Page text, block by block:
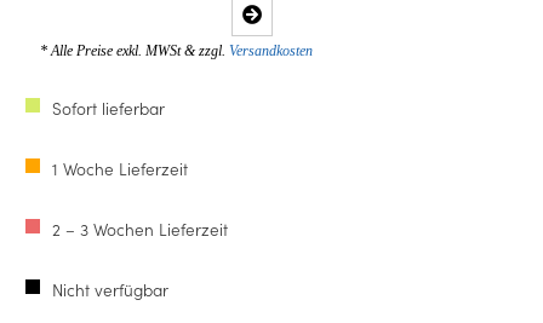
* Alle Preise exkl. MWSt & zzgl. Versandkosten
Sofort lieferbar
1 Woche Lieferzeit
2 – 3 Wochen Lieferzeit
Nicht verfügbar